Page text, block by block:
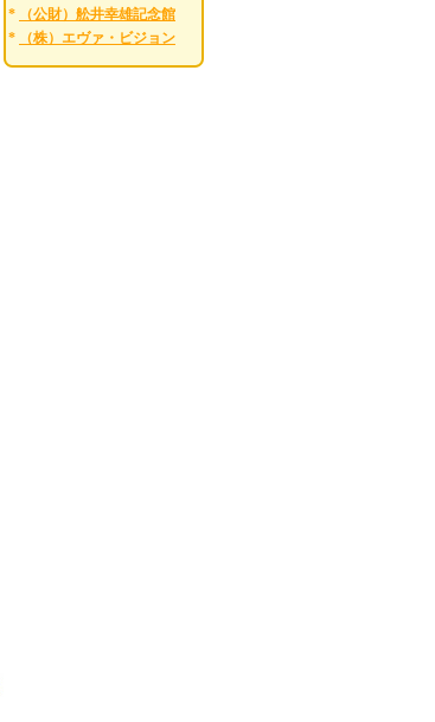
*
（公財）舩井幸雄記念館
*
（株）エヴァ・ビジョン